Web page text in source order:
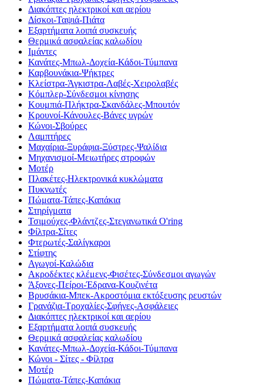
Διακόπτες ηλεκτρικοί και αερίου
Δίσκοι-Ταψιά-Πιάτα
Εξαρτήματα λοιπά συσκευής
Θερμικά ασφαλείας καλωδίου
Ιμάντες
Κανάτες-Μπωλ-Δοχεία-Κάδοι-Τύμπανα
Καρβουνάκια-Ψήκτρες
Κλείστρα-Άγκιστρα-Λαβές-Χειρολαβές
Κόμπλερ-Σύνδεσμοι κίνησης
Κουμπιά-Πλήκτρα-Σκανδάλες-Μπουτόν
Κρουνοί-Κάνουλες-Βάνες υγρών
Κώνοι-Σβούρες
Λαμπτήρες
Μαχαίρια-Ξυράφια-Ξύστρες-Ψαλίδια
Μηχανισμοί-Μειωτήρες στροφών
Μοτέρ
Πλακέτες-Ηλεκτρονικά κυκλώματα
Πυκνωτές
Πώματα-Τάπες-Καπάκια
Στηρίγματα
Τσιμούχες-Φλάντζες-Στεγανωτικά O'ring
Φίλτρα-Σίτες
Φτερωτές-Σαλίγκαροι
Στίφτης
Αγωγοί-Καλώδια
Ακροδέκτες κλέμενς-Φισέτες-Σύνδεσμοι αγωγών
Άξονες-Πείροι-Έδρανα-Κουζινέτα
Βρυσάκια-Μπεκ-Ακροστόμια εκτόξευσης ρευστών
Γρανάζια-Τροχαλίες-Σφήνες-Ασφάλειες
Διακόπτες ηλεκτρικοί και αερίου
Εξαρτήματα λοιπά συσκευής
Θερμικά ασφαλείας καλωδίου
Κανάτες-Μπωλ-Δοχεία-Κάδοι-Τύμπανα
Κώνοι - Σίτες - Φίλτρα
Μοτέρ
Πώματα-Τάπες-Καπάκια